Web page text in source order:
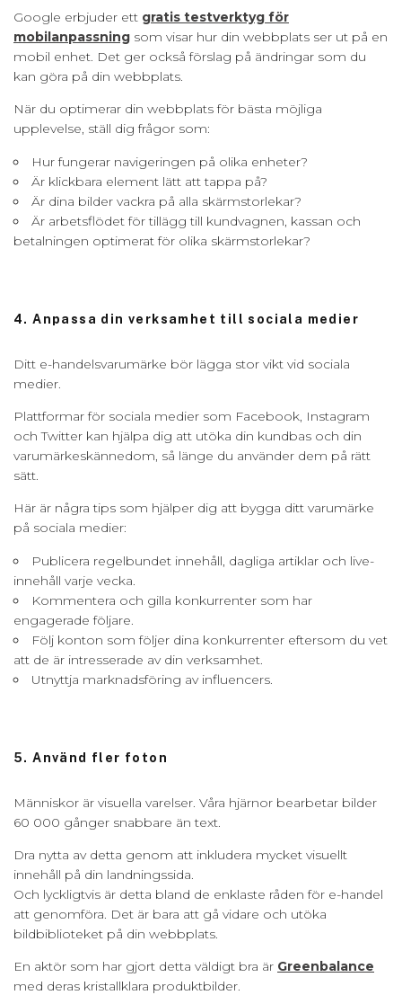
Google erbjuder ett gratis testverktyg för
mobilanpassning som visar hur din webbplats ser ut på en
mobil enhet. Det ger också förslag på ändringar som du
kan göra på din webbplats.
När du optimerar din webbplats för bästa möjliga
upplevelse, ställ dig frågor som:
Hur fungerar navigeringen på olika enheter?
Är klickbara element lätt att tappa på?
Är dina bilder vackra på alla skärmstorlekar?
Är arbetsflödet för tillägg till kundvagnen, kassan och
betalningen optimerat för olika skärmstorlekar?
4. Anpassa din verksamhet till sociala medier
Ditt e-handelsvarumärke bör lägga stor vikt vid sociala
medier.
Plattformar för sociala medier som Facebook, Instagram
och Twitter kan hjälpa dig att utöka din kundbas och din
varumärkeskännedom, så länge du använder dem på rätt
sätt.
Här är några tips som hjälper dig att bygga ditt varumärke
på sociala medier:
Publicera regelbundet innehåll, dagliga artiklar och live-
innehåll varje vecka.
Kommentera och gilla konkurrenter som har
engagerade följare.
Följ konton som följer dina konkurrenter eftersom du vet
att de är intresserade av din verksamhet.
Utnyttja marknadsföring av influencers.
5. Använd fler foton
Människor är visuella varelser. Våra hjärnor bearbetar bilder
60 000 gånger snabbare än text.
Dra nytta av detta genom att inkludera mycket visuellt
innehåll på din landningssida.
Och lyckligtvis är detta bland de enklaste råden för e-handel
att genomföra. Det är bara att gå vidare och utöka
bildbiblioteket på din webbplats.
En aktör som har gjort detta väldigt bra är Greenbalance
med deras kristallklara produktbilder.